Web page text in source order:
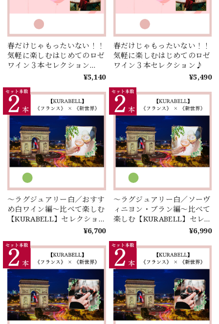
春だけじゃもったいない！！
気軽に楽しむはじめてのロゼ
ワイン３本セレクション
¥5,140
春だけじゃもったいない！！
気軽に楽しむはじめてのロゼ
ワイン３本セレクション♪
¥5,490
～ラグジュアリー白／おすす
め白ワイン編～比べて楽しむ
【KURABELL】セレクショ
ン♪ 《フランス》 × 《新世
界》＜２本セレクション＞
¥6,700
～ラグジュアリー白／ソーヴ
ィニヨン・ブラン編～比べて
楽しむ【KURABELL】セレ
クション♪ 《フランス》 ×
《新世界》＜２本セレクショ
ン＞
¥6,990